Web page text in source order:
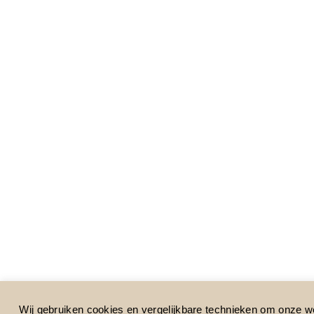
Wij gebruiken cookies en vergelijkbare technieken om onze